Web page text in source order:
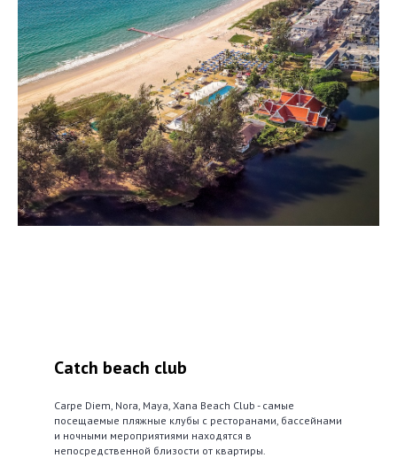
Catch beach club
Carpe Diem, Nora, Maya, Xana Beach Club - самые
посещаемые пляжные клубы с ресторанами, бассейнами
и ночными мероприятиями находятся в
непосредственной близости от квартиры.